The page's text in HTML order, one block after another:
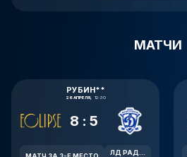
МАТЧИ
РУБИН**
26 АПРЕЛЯ, 12:30
8:5